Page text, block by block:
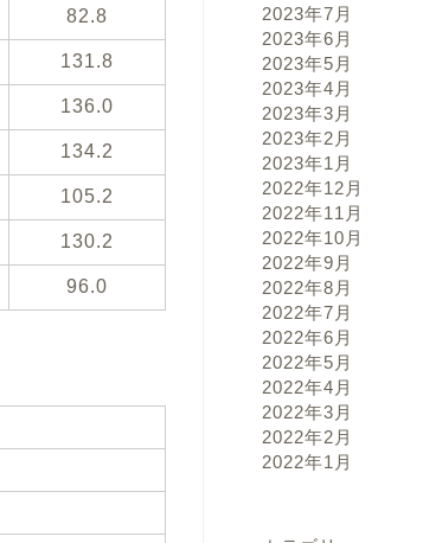
82.8
131.8
136.0
134.2
105.2
130.2
96.0
2023年7月
2023年6月
2023年5月
2023年4月
2023年3月
2023年2月
2023年1月
2022年12月
2022年11月
2022年10月
2022年9月
2022年8月
2022年7月
2022年6月
2022年5月
2022年4月
2022年3月
2022年2月
2022年1月